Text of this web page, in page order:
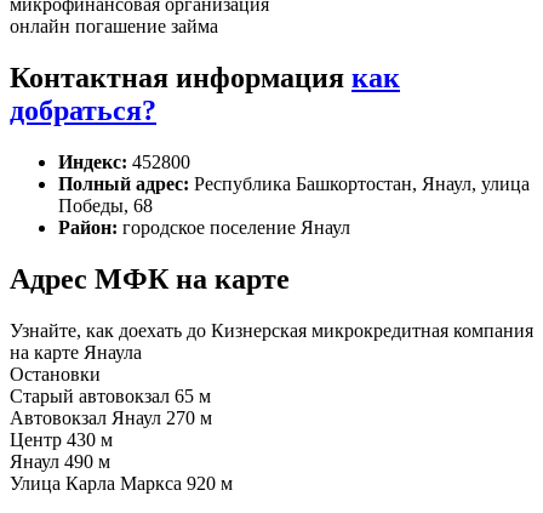
микрофинансовая организация
онлайн погашение займа
Контактная информация как
добраться?
Индекс: 452800
Полный адрес: Республика Башкортостан, Янаул, улица
Победы, 68
Район: городское поселение Янаул
Адрес МФК на карте
Узнайте, как доехать до Кизнерская микрокредитная компания
на карте Янаула
Остановки
Старый автовокзал 65 м
Автовокзал Янаул 270 м
Центр 430 м
Янаул 490 м
Улица Карла Маркса 920 м